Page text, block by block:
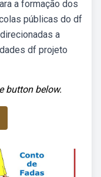
a formação dos
públicas do df
a
df projeto
button below.